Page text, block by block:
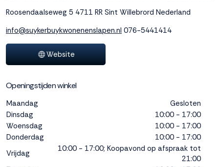
binnen en buiten
onze website te
volgen. Dat doen we
legitiem en belangrijk,
anoniem. Meer
weten? LeesBekijk
alle
lees hier onze privacy
policy
accepteren geef je
toestemming voor
onze marketing
cookies. Kies je voor
Roosendaalseweg 5 4711 RR Sint Willebrord Nederland
info@suykerbuykwonenenslapen.nl 076-5441414
Website
Openingstijden winkel
Maandag
Gesloten
Dinsdag
10:00 - 17:00
Woensdag
10:00 - 17:00
Donderdag
10:00 - 17:00
Vrijdag
10:00 - 17:00; Koopavond op afspraak tot
21:00